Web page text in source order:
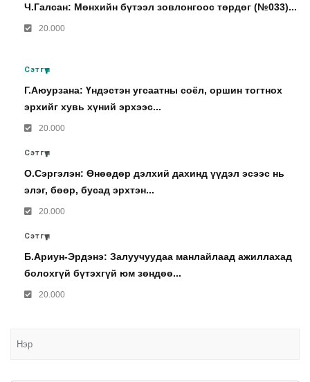
Ч.Галсан: Мөнхийн бүтээл зовлонгоос төрдөг (№033)...
20.000
Сэтгүүл
Г.Аюурзана: Үндэстэн угсаатны соёл, оршин тогтнох
эрхийг хувь хүний эрхээс...
20.000
Сэтгүүл
О.Сэргэлэн: Өнөөдөр дэлхий дахинд үүдэл эсээс нь
элэг, бөөр, бусад эрхтэн...
20.000
Сэтгүүл
Б.Ариун-Эрдэнэ: Залуучуудаа манлайлаад ажиллахад
болохгүй бүтэхгүй юм зөндөө...
20.000